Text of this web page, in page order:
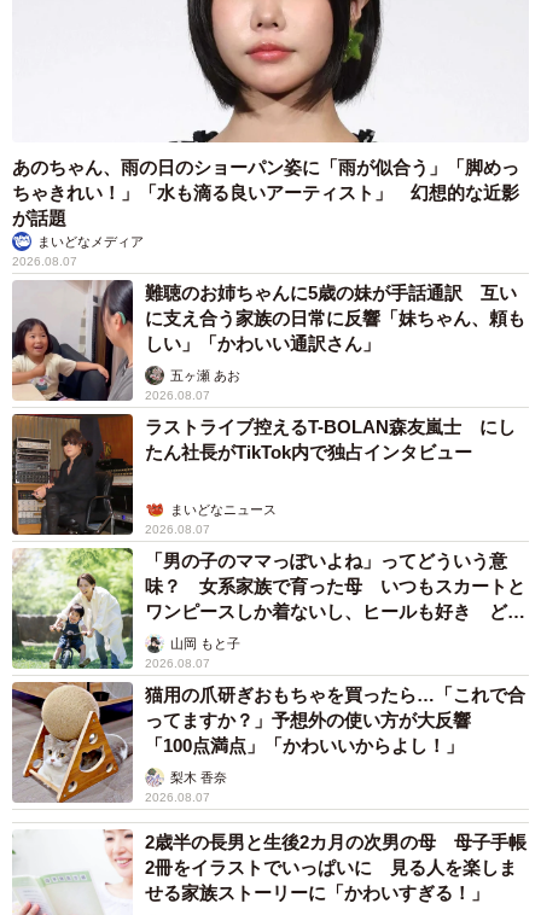
あのちゃん、雨の日のショーパン姿に「雨が似合う」「脚めっ
ちゃきれい！」「水も滴る良いアーティスト」 幻想的な近影
が話題
まいどなメディア
2026.08.07
難聴のお姉ちゃんに5歳の妹が手話通訳 互い
に支え合う家族の日常に反響「妹ちゃん、頼も
しい」「かわいい通訳さん」
五ヶ瀬 あお
2026.08.07
ラストライブ控えるT-BOLAN森友嵐士 にし
たん社長がTikTok内で独占インタビュー
まいどなニュース
2026.08.07
「男の子のママっぽいよね」ってどういう意
味？ 女系家族で育った母 いつもスカートと
ワンピースしか着ないし、ヒールも好き どの
へんが…
山岡 もと子
2026.08.07
猫用の爪研ぎおもちゃを買ったら…「これで合
ってますか？」予想外の使い方が大反響
「100点満点」「かわいいからよし！」
梨木 香奈
2026.08.07
2歳半の長男と生後2カ月の次男の母 母子手帳
2冊をイラストでいっぱいに 見る人を楽しま
せる家族ストーリーに「かわいすぎる！」